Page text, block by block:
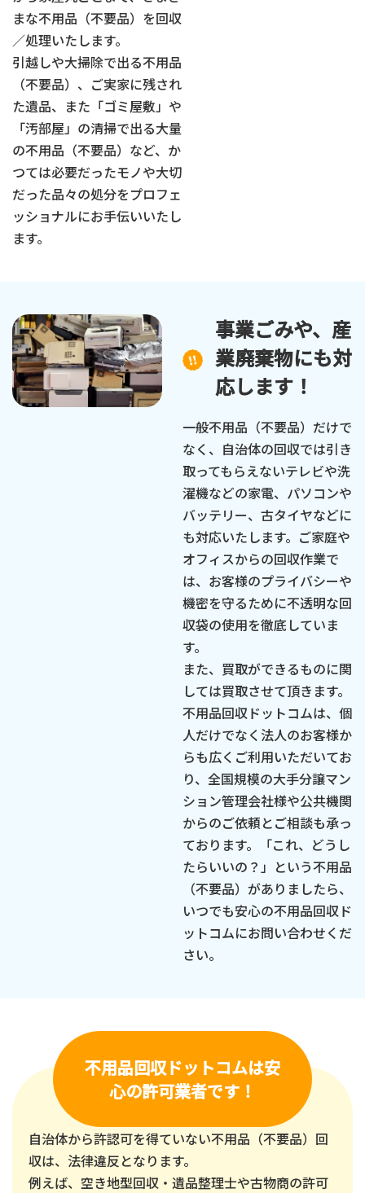
まな不用品（不要品）を回収
／処理いたします。
引越しや大掃除で出る不用品
（不要品）、ご実家に残され
た遺品、また「ゴミ屋敷」や
「汚部屋」の清掃で出る大量
の不用品（不要品）など、か
つては必要だったモノや大切
だった品々の処分をプロフェ
ッショナルにお手伝いいたし
ます。
事業ごみや、産
業廃棄物にも対
応します！
一般不用品（不要品）だけで
なく、自治体の回収では引き
取ってもらえないテレビや洗
濯機などの家電、パソコンや
バッテリー、古タイヤなどに
も対応いたします。ご家庭や
オフィスからの回収作業で
は、お客様のプライバシーや
機密を守るために不透明な回
収袋の使用を徹底していま
す。
また、買取ができるものに関
しては買取させて頂きます。
不用品回収ドットコムは、個
人だけでなく法人のお客様か
らも広くご利用いただいてお
り、全国規模の大手分譲マン
ション管理会社様や公共機関
からのご依頼とご相談も承っ
ております。「これ、どうし
たらいいの？」という不用品
（不要品）がありましたら、
いつでも安心の不用品回収ド
ットコムにお問い合わせくだ
さい。
不用品回収ドットコムは安
心の許可業者です！
自治体から許認可を得ていない不用品（不要品）回
収は、法律違反となります。
例えば、空き地型回収・遺品整理士や古物商の許可